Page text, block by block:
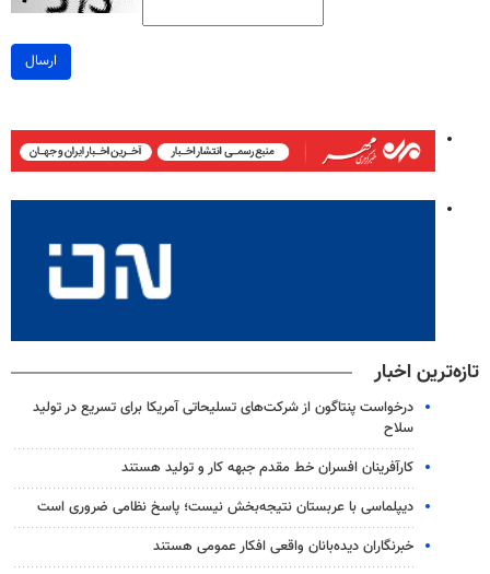
ارسال
تازه‌ترین اخبار
درخواست پنتاگون از شرکت‌های تسلیحاتی آمریکا برای تسریع در تولید
سلاح
کارآفرینان افسران خط مقدم جبهه کار و تولید هستند
دیپلماسی با عربستان نتیجه‌بخش نیست؛ پاسخ نظامی ضروری است
خبرنگاران دیده‌بانان واقعی افکار عمومی هستند